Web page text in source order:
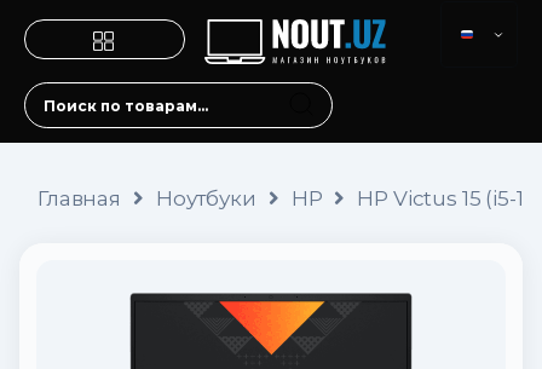
Главная Ноутбуки HP HP Victus 15 (i5-